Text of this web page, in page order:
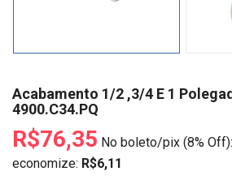
Acabamento 1/2 ,3/4 E 1
4900.C34.PQ
R$76,35 No boleto/pix (8% Off):
economize: R$6,11